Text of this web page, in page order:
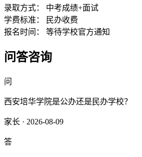
录取方式：
中考成绩+面试
学费标准：
民办收费
报名时间：
等待学校官方通知
问答咨询
问
西安培华学院是公办还是民办学校？
家长 · 2026-08-09
答